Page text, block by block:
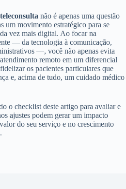
não é apenas uma questão
um movimento estratégico para se
vez mais digital. Ao focar na
— da tecnologia à comunicação,
—, você não apenas evita
remoto em um diferencial
os pacientes particulares que
e, acima de tudo, um cuidado médico
o checklist deste artigo para avaliar e
ajustes podem gerar um impacto
do seu serviço e no crescimento